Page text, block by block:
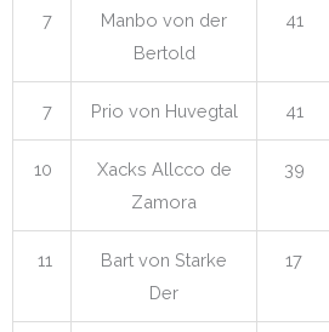
7
Manbo von der
Bertold
41
7 Prio von Huvegtal 41
10
Xacks Allcco de
Zamora
39
11
Bart von Starke
Der
17